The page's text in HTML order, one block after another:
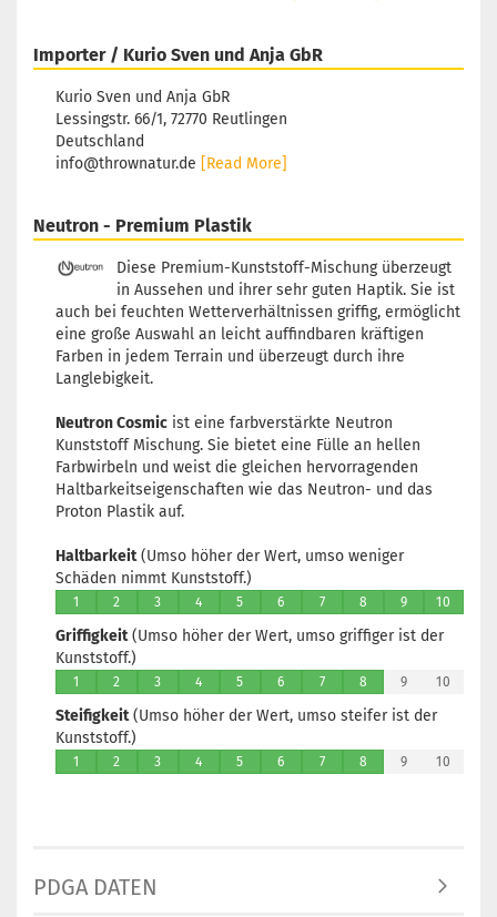
Importer / Kurio Sven und Anja GbR
Kurio Sven und Anja GbR
Lessingstr. 66/1, 72770 Reutlingen
Deutschland
info@thrownatur.de [Read More]
Neutron - Premium Plastik
Diese Premium-Kunststoff-Mischung überzeugt
in Aussehen und ihrer sehr guten Haptik. Sie ist
auch bei feuchten Wetterverhältnissen griffig, ermöglicht
eine große Auswahl an leicht auffindbaren kräftigen
Farben in jedem Terrain und überzeugt durch ihre
Langlebigkeit.
Neutron Cosmic ist eine farbverstärkte Neutron
Kunststoff Mischung. Sie bietet eine Fülle an hellen
Farbwirbeln und weist die gleichen hervorragenden
Haltbarkeitseigenschaften wie das Neutron- und das
Proton Plastik auf.
Haltbarkeit(Umso höher der Wert, umso weniger
Schäden nimmt Kunststoff.)
1 2 3 4 5 6 7 8 9 10
Griffigkeit(Umso höher der Wert, umso griffiger ist der
Kunststoff.)
1 2 3 4 5 6 7 8 9 10
Steifigkeit(Umso höher der Wert, umso steifer ist der
Kunststoff.)
1 2 3 4 5 6 7 8 9 10
PDGA DATEN